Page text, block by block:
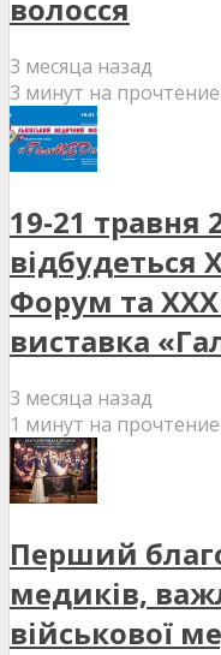
волосся
3 месяца назад
3 минут на прочтение
19-21 травня
відбудеться
Форум та XXX
виставка
3 месяца назад
1 минут на прочтение
Перший
медиків,
військової